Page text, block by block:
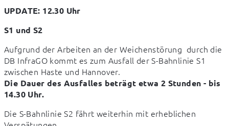
UPDATE: 12.30 Uhr
S1 und S2
Aufgrund der Arbeiten an der Weichenstörung  durch die
DB InfraGO kommt es zum Ausfall der S-Bahnlinie S1
Die Dauer des Ausfalles beträgt etwa 2 Stunden - bis
14.30 Uhr.
Die S-Bahnlinie S2 fährt weiterhin mit erheblichen